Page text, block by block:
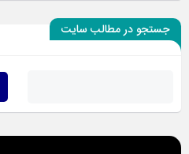
جستجو در مطالب سایت